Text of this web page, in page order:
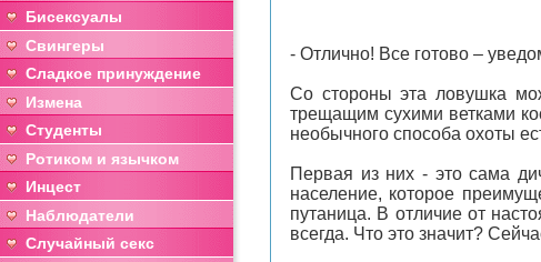
Бисексуалы
Свингеры
Сладкое принуждение
Измена
Студенты
Ротиком и язычком
Инцест
Наблюдатели
Случайный секс
- Отлично! Все готово –
Cо стороны эта ловушка
трещащим сухими ветками
необычного способа охоты
Первая из них - это сама
население, которое
путаница. В отличие от
всегда. Что это значит?